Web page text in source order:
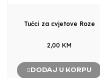
Tučci za cvjetove Roze
2,00 KM
DODAJ U KORPU